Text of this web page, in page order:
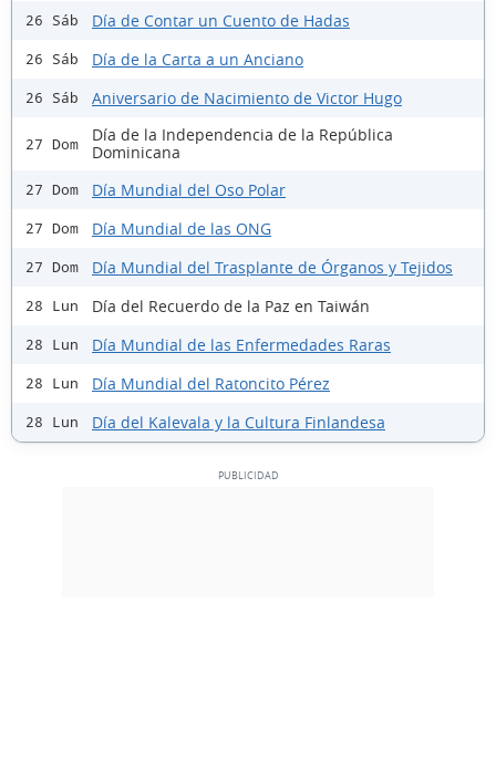
26 Sáb Día de Contar un Cuento de Hadas
26 Sáb Día de la Carta a un Anciano
26 Sáb Aniversario de Nacimiento de Victor Hugo
27 Dom
Día de la Independencia de la República
Dominicana
27 Dom Día Mundial del Oso Polar
27 Dom Día Mundial de las ONG
27 Dom Día Mundial del Trasplante de Órganos y Tejidos
28 Lun Día del Recuerdo de la Paz en Taiwán
28 Lun Día Mundial de las Enfermedades Raras
28 Lun Día Mundial del Ratoncito Pérez
28 Lun Día del Kalevala y la Cultura Finlandesa